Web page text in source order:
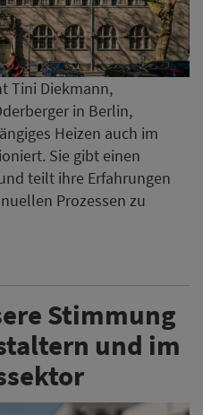
Tini Diekmann,
in Berlin,
Heizen auch im
Sie gibt einen
teilt ihre Erfahrungen
Prozessen zu
Stimmung
und im